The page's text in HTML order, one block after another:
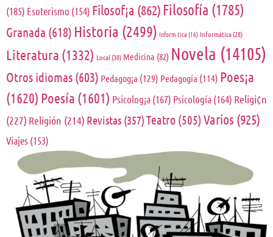
(185) Esoterismo (154) Filosof¡a (862) Filosofía (1785)
Granada (618) Historia (2499) Inform tica(16) Informática(28)
Literatura (1332) Local(30) Medicina (82) Novela (14105)
Otros idiomas (603) Pedagog¡a (129) Pedagogía (114) Poes¡a
(1620) Poesía (1601) Psicolog¡a (167) Psicología (164) Religi¢n
(227) Religión (214) Revistas (357)Teatro (505)Varios (925)
Viajes (153)